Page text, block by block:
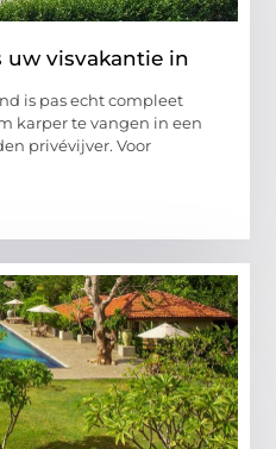
uw visvakantie in
is pas echt compleet
karper te vangen in een
privévijver. Voor